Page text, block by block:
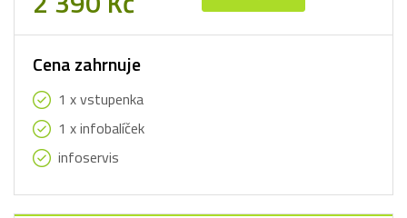
Cena zahrnuje
1 x vstupenka
1 x infobalíček
infoservis